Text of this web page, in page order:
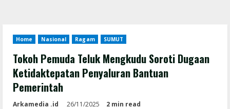
Home Nasional Ragam SUMUT
Tokoh Pemuda Teluk Mengkudu Soroti Dugaan
Ketidaktepatan Penyaluran Bantuan
Pemerintah
Arkamedia .id 26/11/2025 2 min read